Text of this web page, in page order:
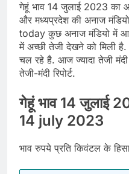
गेहूं भाव 14 जुलाई 2023 का
और मध्यप्रदेश की अनाज
today कुछ अनाज मंडियो में
में अच्छी तेजी देखने को मिली
चल रहे है. आज ज्यादा तेजी
तेजी-मंदी रिपोर्ट.
गेहूं भाव 14 जुलाई
14 july 2023
भाव रुपये प्रति किवंटल के